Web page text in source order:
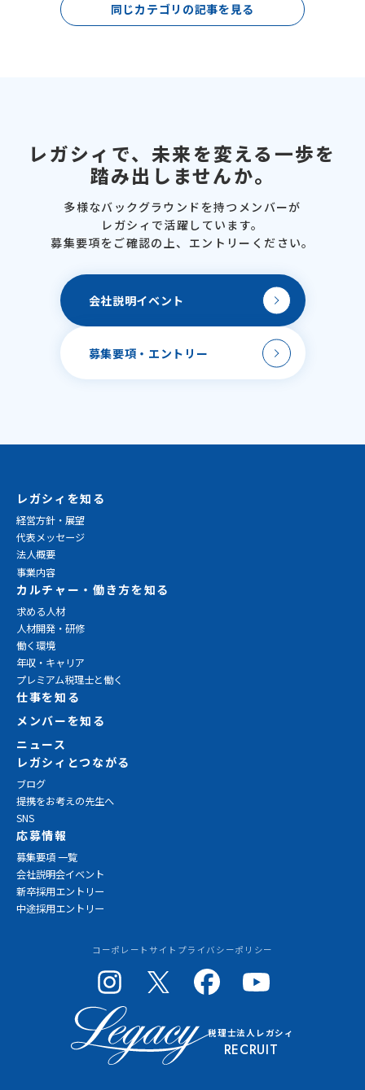
同じカテゴリの記事を見る
レガシィで、未来を変える一歩を
踏み出しませんか。
多様なバックグラウンドを持つメンバーが
レガシィで活躍しています。
募集要項をご確認の上、 エントリーください。
会社説明イベント
募集要項・ エントリー
レガシィを知る
経営方針・展望
代表メッセージ
法人概要
事業内容
カルチャー・働き方を知る
求める人材
人材開発・研修
働く環境
年収・キャリア
プレミアム税理士と働く
仕事を知る
メンバーを知る
ニュース
レガシィとつながる
ブログ
提携をお考えの先生へ
SNS
応募情報
募集要項 一覧
会社説明会イベント
新卒採用エントリー
中途採用エントリー
コーポレートサイト プライバシーポリシー
税理士法人レガシィ
RECRUIT